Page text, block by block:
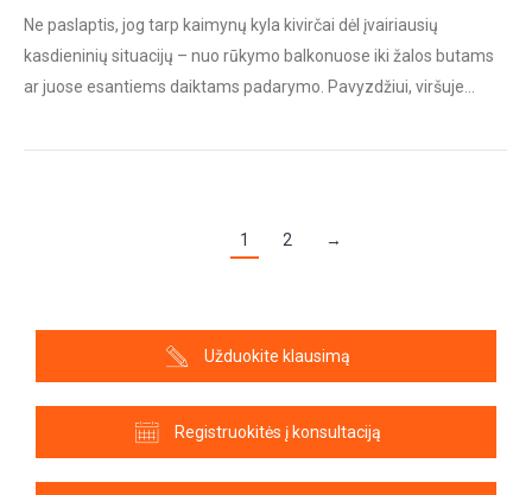
Ne paslaptis, jog tarp kaimynų kyla kivirčai dėl įvairiausių
kasdieninių situacijų – nuo rūkymo balkonuose iki žalos butams
ar juose esantiems daiktams padarymo. Pavyzdžiui, viršuje…
1 2 →
Užduokite klausimą
Registruokitės į konsultaciją